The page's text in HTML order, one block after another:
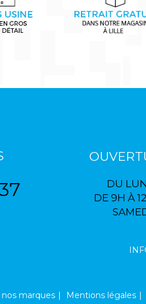
DU
DE 9H À
nos marques Mentions légales